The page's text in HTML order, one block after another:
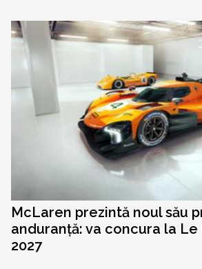
McLaren prezintă noul său
anduranță: va concura la Le
2027